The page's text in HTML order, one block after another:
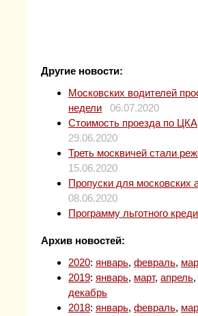
Другие новости:
Московских водителей
недели
06.07.2020
Стоимость проезда по
29.06.2020
Треть москвичей стали
15.06.2020
Пропуски для московских
08.06.2020
Программу льготного
Архив новостей:
2020: январь, февраль,
2019: январь, март, апрель,
декабрь
2018: январь, февраль,